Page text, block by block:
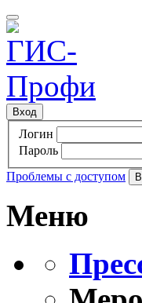
Вход
Логин
Пароль
Проблемы с доступом
Меню